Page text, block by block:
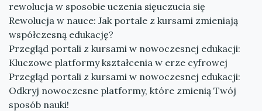
rewolucja w sposobie uczenia sięuczucia się
Rewolucja w nauce: Jak portale z kursami zmieniają
współczesną edukację?
Przegląd portali z kursami w nowoczesnej edukacji:
Kluczowe platformy kształcenia w erze cyfrowej
Przegląd portali z kursami w nowoczesnej edukacji:
Odkryj nowoczesne platformy, które zmienią Twój
sposób nauki!